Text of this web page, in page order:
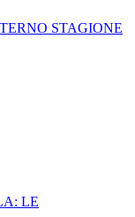
STAGIONE
LE